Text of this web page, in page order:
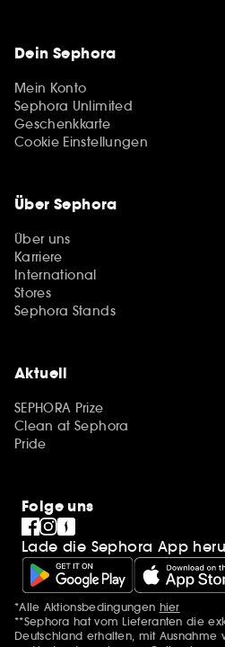
Dein Sephora
Mein Konto
Sephora Unlimited
Geschenkkarte
Cookie Einstellungen
Über Sephora
Über uns
Karriere
International
Stores
Sephora Stands
Aktuell
SEPHORA Prize
Clean at Sephora
Pride
Folge uns
Lade die Sephora App
Zusätzlich Erwähnungen
*Alle Aktionsbedingungen hier
**Sephora hat vom Lieferanten die
Deutschland erhalten, mit Ausnahme